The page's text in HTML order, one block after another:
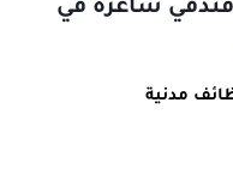
شاغرة في
مدنية